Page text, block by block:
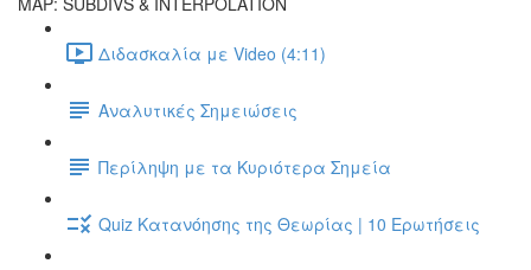
Διδασκαλία με Video (4:11)
Αναλυτικές Σημειώσεις
Περίληψη με τα Κυριότερα Σημεία
Quiz Κατανόησης της Θεωρίας | 10 Ερωτήσεις